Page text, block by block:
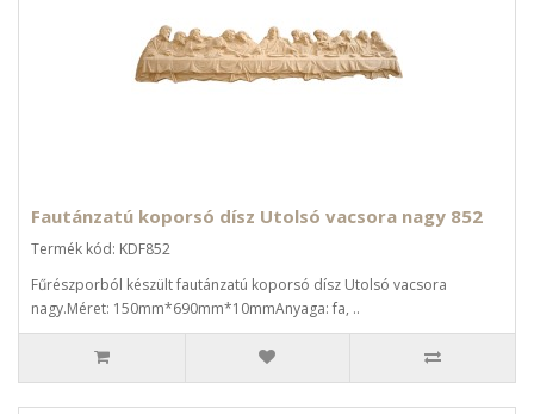
Fautánzatú koporsó dísz Utolsó vacsora nagy 852
Termék kód: KDF852
Fűrészporból készült fautánzatú koporsó dísz Utolsó vacsora
nagy.Méret: 150mm*690mm*10mmAnyaga: fa, ..